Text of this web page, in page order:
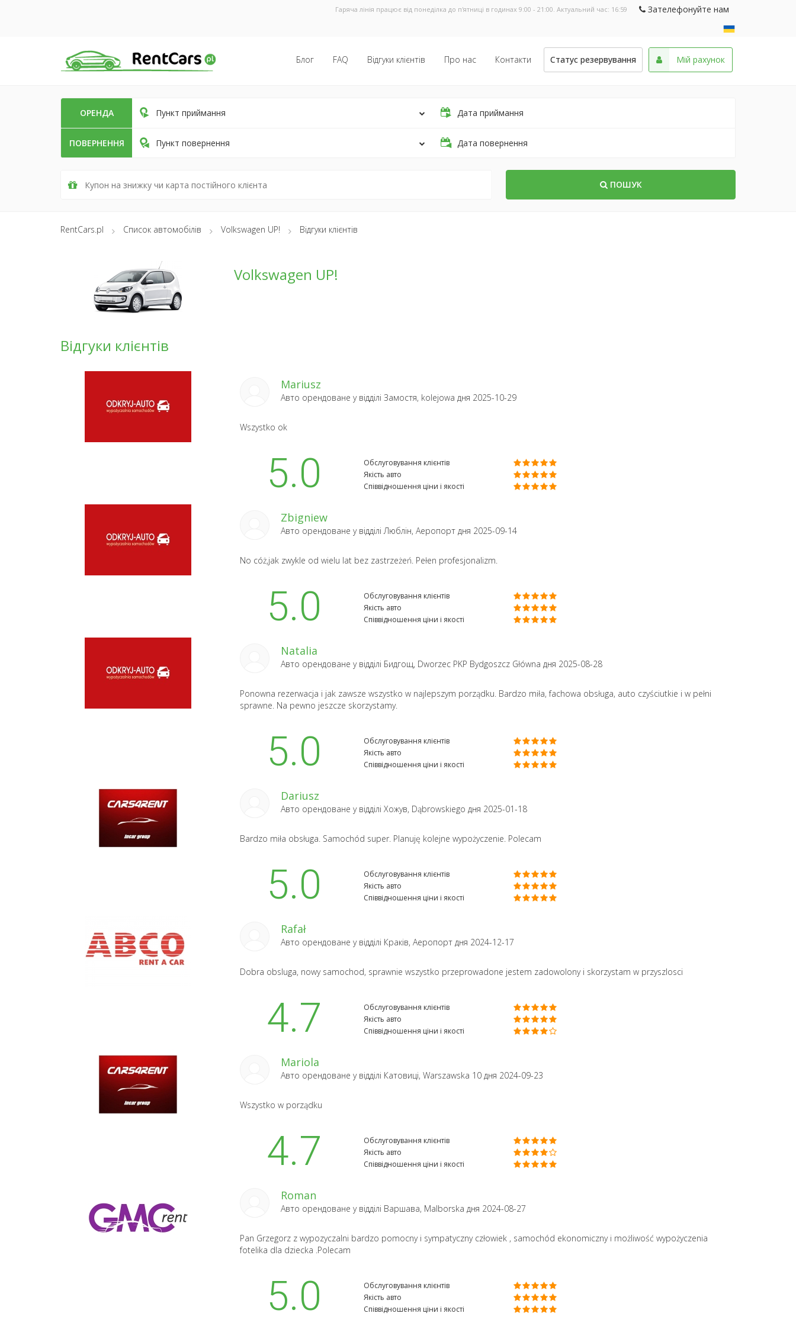
Гаряча лінія працює від понеділка до п'ятниці в годинах 9:00 - 21:00. Актуальний час: 16:59 Зателефонуйте нам
Блог FAQ Відгуки клієнтів Про нас Контакти Статус резервування Мій рахунок
ОРЕНДА Пункт приймання Дата приймання
ПОВЕРНЕННЯ Пункт повернення Дата повернення
ПОШУК
RentCars.pl Список автомобілів Volkswagen UP! Відгуки клієнтів
Volkswagen UP!
Відгуки клієнтів
Mariusz
Авто орендоване у відділі Замостя, kolejowa дня 2025-10-29
Wszystko ok
5.0
Обслуговування клієнтів
Якість авто
Співвідношення ціни і якості
Zbigniew
Авто орендоване у відділі Люблін, Аеропорт дня 2025-09-14
No cóż,jak zwykle od wielu lat bez zastrzeżeń. Pełen profesjonalizm.
5.0
Обслуговування клієнтів
Якість авто
Співвідношення ціни і якості
Natalia
Авто орендоване у відділі Бидгощ, Dworzec PKP Bydgoszcz Główna дня 2025-08-28
Ponowna rezerwacja i jak zawsze wszystko w najlepszym porządku. Bardzo miła, fachowa obsługa, auto czyściutkie i w pełni
sprawne. Na pewno jeszcze skorzystamy.
5.0
Обслуговування клієнтів
Якість авто
Співвідношення ціни і якості
Dariusz
Авто орендоване у відділі Хожув, Dąbrowskiego дня 2025-01-18
Bardzo miła obsługa. Samochód super. Planuję kolejne wypożyczenie. Polecam
5.0
Обслуговування клієнтів
Якість авто
Співвідношення ціни і якості
Rafał
Авто орендоване у відділі Краків, Аеропорт дня 2024-12-17
Dobra obsluga, nowy samochod, sprawnie wszystko przeprowadone jestem zadowolony i skorzystam w przyszlosci
4.7
Обслуговування клієнтів
Якість авто
Співвідношення ціни і якості
Mariola
Авто орендоване у відділі Катовиці, Warszawska 10 дня 2024-09-23
Wszystko w porządku
4.7
Обслуговування клієнтів
Якість авто
Співвідношення ціни і якості
Roman
Авто орендоване у відділі Варшава, Malborska дня 2024-08-27
Pan Grzegorz z wypozyczalni bardzo pomocny i sympatyczny człowiek , samochód ekonomiczny i możliwość wypożyczenia
fotelika dla dziecka .Polecam
5.0
Обслуговування клієнтів
Якість авто
Співвідношення ціни і якості